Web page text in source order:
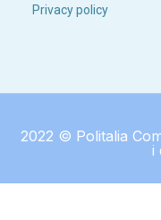
Privacy policy
2022 © Politalia
i